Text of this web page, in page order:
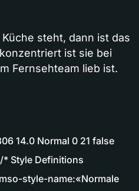
steht, dann ist das
ist sie bei
Fernsehteam lieb ist.
14.0 Normal 0 21 false
* Style Definitions
style-name:«Normale